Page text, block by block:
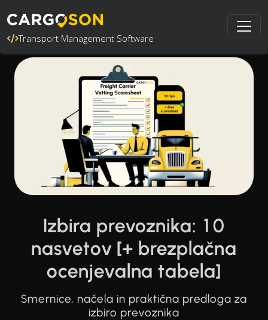
Transport Management Software
Izbira prevoznika: 10
nasvetov [+ brezplačna
ocenjevalna tabela]
Smernice, načela in praktična predloga za
izbiro prevoznika